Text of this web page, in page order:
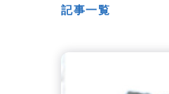
記事一覧